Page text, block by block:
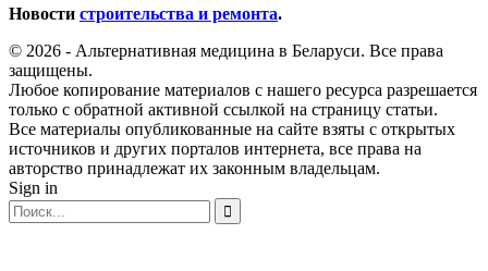
Новости строительства и ремонта.
© 2026 - Альтернативная медицина в Беларуси. Все права
защищены.
Любое копирование материалов с нашего ресурса разрешается
только с обратной активной ссылкой на страницу статьи.
Все материалы опубликованные на сайте взяты с открытых
источников и других порталов интернета, все права на
авторство принадлежат их законным владельцам.
Sign in